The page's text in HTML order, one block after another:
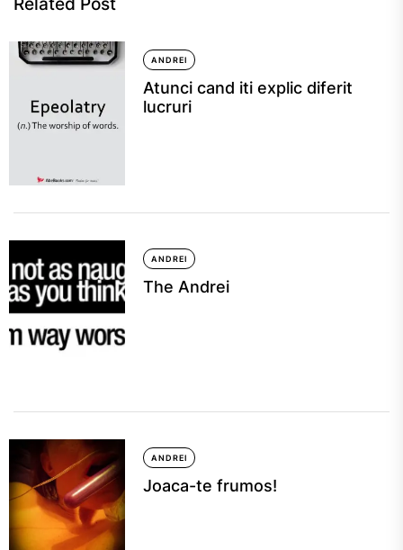
ANDREI
Atunci cand iti explic diferit
lucruri
ANDREI
The Andrei
ANDREI
Joaca-te frumos!